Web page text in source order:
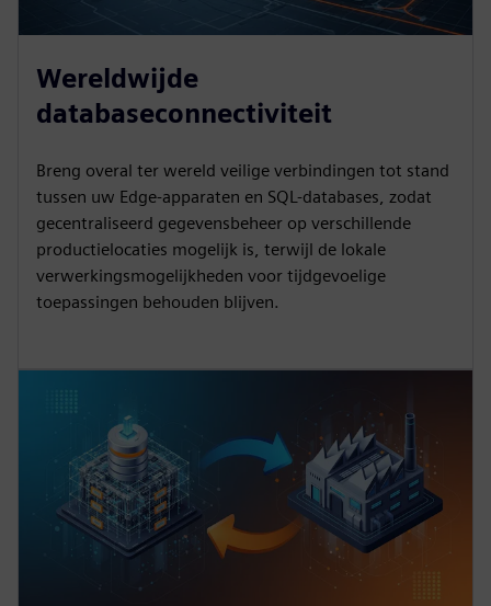
Wereldwijde
databaseconnectiviteit
Breng overal ter wereld veilige verbindingen tot stand
tussen uw Edge-apparaten en SQL-databases, zodat
gecentraliseerd gegevensbeheer op verschillende
productielocaties mogelijk is, terwijl de lokale
verwerkingsmogelijkheden voor tijdgevoelige
toepassingen behouden blijven.